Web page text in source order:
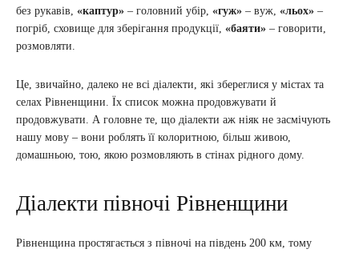
без рукавів, «каптур» – головний убір, «гуж» – вуж, «льох» –
погріб, сховище для зберігання продукції, «баяти» – говорити,
розмовляти.
Це, звичайно, далеко не всі діалекти, які збереглися у містах та
селах Рівненщини. Їх список можна продовжувати й
продовжувати. А головне те, що діалекти аж ніяк не засмічують
нашу мову – вони роблять її колоритною, більш живою,
домашньою, тою, якою розмовляють в стінах рідного дому.
Діалекти півночі Рівненщини
Рівненщина простягається з півночі на південь 200 км, тому